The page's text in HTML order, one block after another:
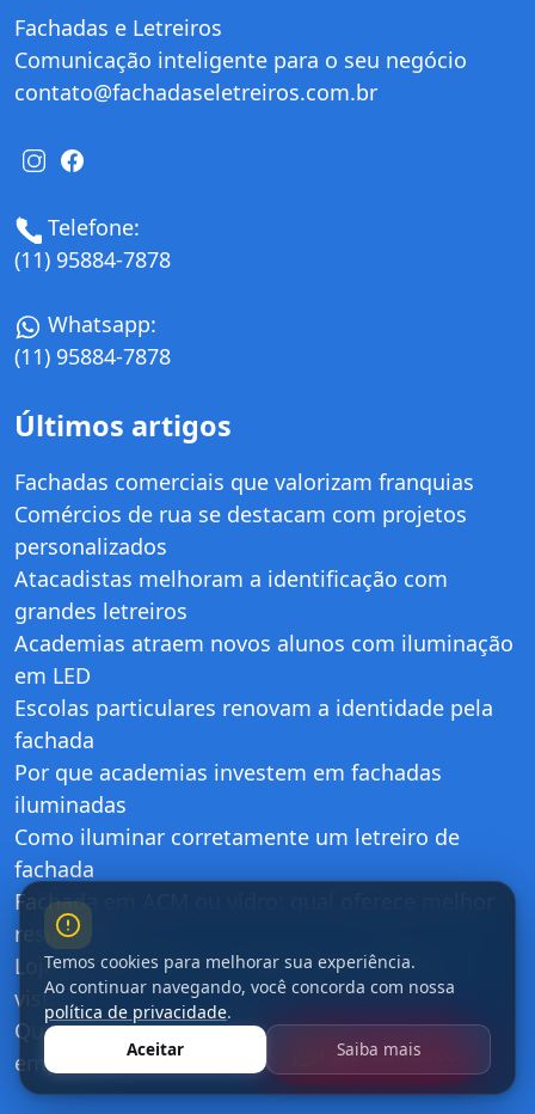
Fale Conosco
Fachadas e Letreiros
Comunicação inteligente para o seu negócio
contato@fachadaseletreiros.com.br
Telefone:
(11) 95884-7878
Whatsapp:
(11) 95884-7878
Últimos artigos
Fachadas comerciais que valorizam franquias
Comércios de rua se destacam com projetos
personalizados
Atacadistas melhoram a identificação com
grandes letreiros
Academias atraem novos alunos com iluminação
em LED
Escolas particulares renovam a identidade pela
fachada
Por que academias investem em fachadas
iluminadas
Como iluminar corretamente um letreiro de
fachada
Fachada em ACM ou vidro: qual oferece melhor
resultado
Lojas de cosméticos valorizam a experiência
visual
Quando vale a pena reformar a fachada da
empresa
Temos cookies para melhorar sua experiência.
Ao continuar navegando, você concorda com nossa
política de privacidade.
Aceitar
Saiba mais